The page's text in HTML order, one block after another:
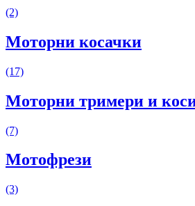
(2)
Моторни косачки
(17)
Моторни тримери и
(7)
Мотофрези
(3)